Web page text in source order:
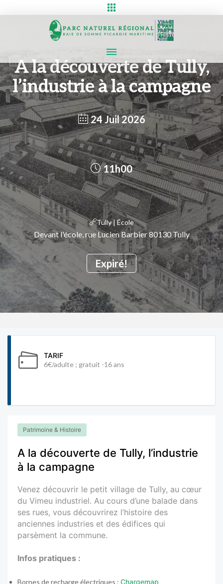
A la découverte de Tully,
l’industrie à la campagne
24 Juil 2026
Expiré!
11h00
Tully | École
Devant l'école, rue Lucien Barbier 80130 Tully
TARIF
6€/adulte ; gratuit -16 ans
Patrimoine & Histoire
A la découverte de Tully, l’industrie
à la campagne
Venez découvrir le petit village de Tully, au cœur
du Vimeu industriel. Au cours d’une balade dans
ses rues, vous découvrirez l’histoire des
anciennes industries et des édifices qui
parsèment la commune.
Infos pratiques :
Bornes de recharge électriques : Chargemap